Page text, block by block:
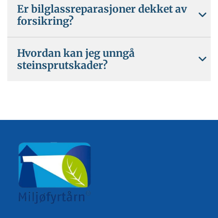
Er bilglassreparasjoner dekket av
forsikring?
Hvordan kan jeg unngå
steinsprutskader?